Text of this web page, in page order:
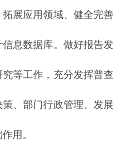
展应用领域、健全完善
息数据库。做好报告发
等工作，充分发挥普查
、部门行政管理、发展
用。